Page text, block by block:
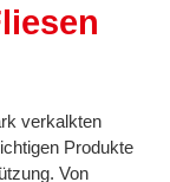
verkalkten
Produkte
Von